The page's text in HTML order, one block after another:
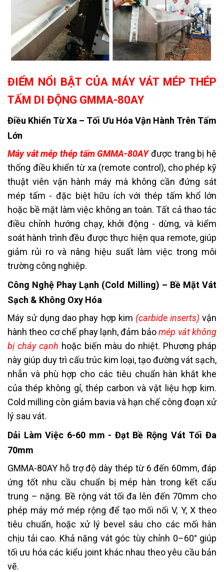
ĐIỂM NỔI BẬT CỦA MÁY VÁT MÉP THÉP
TẤM DI ĐỘNG GMMA-80AY
Điều Khiển Từ Xa – Tối Ưu Hóa Vận Hành Trên Tấm
Lớn
Máy vát mép thép tấm GMMA-80AYđược trang bị hệ
thống điều khiển từ xa (remote control), cho phép kỹ
thuật viên vận hành máy mà không cần đứng sát
mép tấm - đặc biệt hữu ích với thép tấm khổ lớn
hoặc bề mặt làm việc không an toàn. Tất cả thao tác
điều chỉnh hướng chạy, khởi động - dừng, và kiểm
soát hành trình đều được thực hiện qua remote, giúp
giảm rủi ro và nâng hiệu suất làm việc trong môi
trường công nghiệp.
Công Nghệ Phay Lạnh (Cold Milling) – Bề Mặt Vát
Sạch & Không Oxy Hóa
Máy sử dụng dao phay hợp kim (carbide inserts) vận
hành theo cơ chế phay lạnh, đảm bảomép vát không
bị cháy cạnh hoặc biến màu do nhiệt. Phương pháp
này giúp duy trì cấu trúc kim loại, tạo đường vát sạch,
nhẵn và phù hợp cho các tiêu chuẩn hàn khắt khe
của thép không gỉ, thép carbon và vật liệu hợp kim.
Cold milling còn giảm bavia và hạn chế công đoạn xử
lý sau vát.
Dải Làm Việc 6-60 mm - Đạt Bề Rộng Vát Tối Đa
70mm
GMMA-80AY hỗ trợ độ dày thép từ 6 đến 60mm, đáp
ứng tốt nhu cầu chuẩn bị mép hàn trong kết cấu
trung – nặng. Bề rộng vát tối đa lên đến 70mm cho
phép máy mở mép rộng để tạo mối nối V, Y, X theo
tiêu chuẩn, hoặc xử lý bevel sâu cho các mối hàn
chịu tải cao. Khả năng vát góc tùy chỉnh 0–60° giúp
tối ưu hóa các kiểu joint khác nhau theo yêu cầu bản
vẽ.